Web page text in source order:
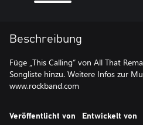
Beschreibung
Füge „This Calling“ von All That
Songliste hinzu. Weitere Infos zur
www.rockband.com
Veröffentlicht von Entwickelt von